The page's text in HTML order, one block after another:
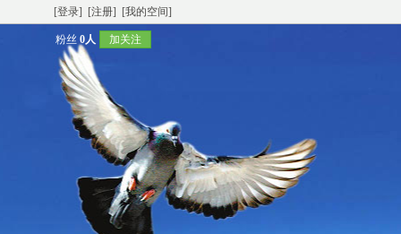
[登录] [注册] [我的空间]
粉丝 0人 加关注